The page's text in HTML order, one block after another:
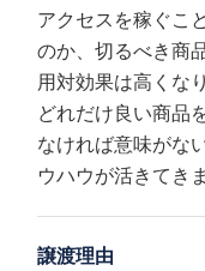
アクセスを稼ぐこ
のか、切るべき商
用対効果は高くな
どれだけ良い商品
なければ意味がな
ウハウが活きてき
譲渡理由